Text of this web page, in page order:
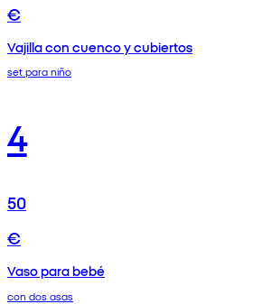
€
Vajilla con cuenco y cubiertos
set para niño
4
50
€
Vaso para bebé
con dos asas